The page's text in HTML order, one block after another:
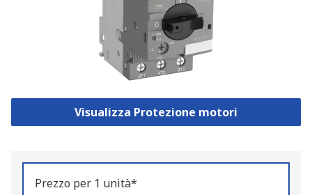
Visualizza Protezione motori
Prezzo per 1 unità*